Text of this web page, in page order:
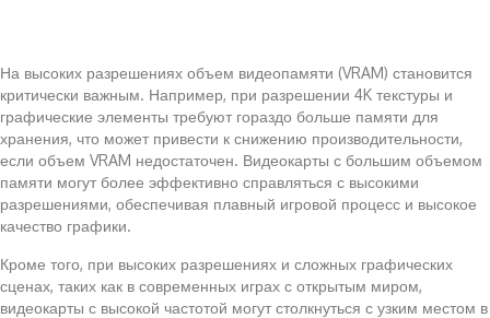
На высоких разрешениях объем видеопамяти (VRAM) становится
критически важным. Например, при разрешении 4K текстуры и
графические элементы требуют гораздо больше памяти для
хранения, что может привести к снижению производительности,
если объем VRAM недостаточен. Видеокарты с большим объемом
памяти могут более эффективно справляться с высокими
разрешениями, обеспечивая плавный игровой процесс и высокое
качество графики.
Кроме того, при высоких разрешениях и сложных графических
сценах, таких как в современных играх с открытым миром,
видеокарты с высокой частотой могут столкнуться с узким местом в